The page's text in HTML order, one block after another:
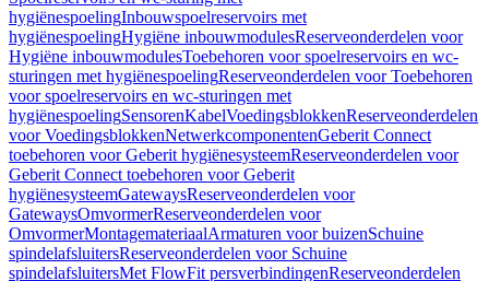
hygiënespoelingInbouwspoelreservoirs met
hygiënespoelingHygiëne inbouwmodulesReserveonderdelen voor
Hygiëne inbouwmodulesToebehoren voor spoelreservoirs en wc-
sturingen met hygiënespoelingReserveonderdelen voor Toebehoren
voor spoelreservoirs en wc-sturingen met
hygiënespoelingSensorenKabelVoedingsblokkenReserveonderdelen
voor VoedingsblokkenNetwerkcomponentenGeberit Connect
toebehoren voor Geberit hygiënesysteemReserveonderdelen voor
Geberit Connect toebehoren voor Geberit
hygiënesysteemGatewaysReserveonderdelen voor
GatewaysOmvormerReserveonderdelen voor
OmvormerMontagemateriaalArmaturen voor buizenSchuine
spindelafsluitersReserveonderdelen voor Schuine
spindelafsluitersMet FlowFit persverbindingenReserveonderdelen